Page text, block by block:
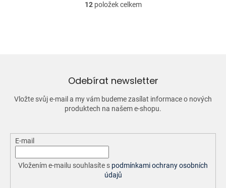
O
í
p
r
v
k
v
i
s
u
12položek celkem
Odebírat newsletter
Vložte svůj e-mail a my vám budeme zasílat informace o nových
produktech na našem e-shopu.
E-mail
Vložením e-mailu souhlasíte s podmínkami ochrany osobních
údajů